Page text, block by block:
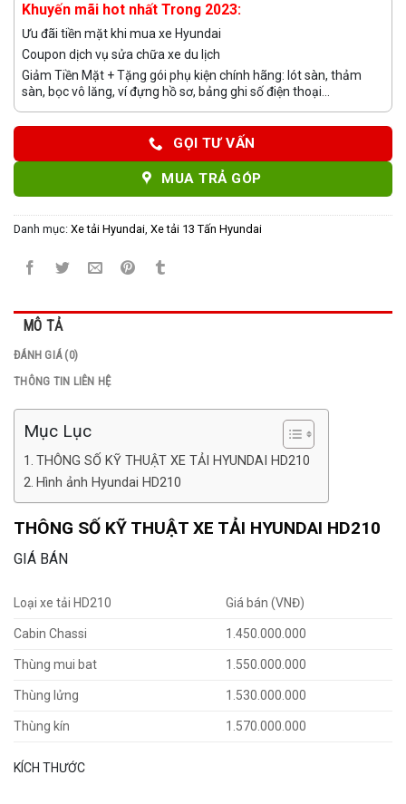
Khuyến mãi hot nhất Trong 2023:
Ưu đãi tiền mặt khi mua xe Hyundai
Coupon dịch vụ sửa chữa xe du lịch
Giảm Tiền Mặt + Tặng gói phụ kiện chính hãng: lót sàn, thảm
sàn, bọc vô lăng, ví đựng hồ sơ, bảng ghi số điện thoại...
GỌI TƯ VẤN
MUA TRẢ GÓP
Danh mục: Xe tải Hyundai, Xe tải 13 Tấn Hyundai
MÔ TẢ
ĐÁNH GIÁ (0)
THÔNG TIN LIÊN HỆ
Mục Lục
THÔNG SỐ KỸ THUẬT XE TẢI HYUNDAI HD210
Hình ảnh Hyundai HD210
THÔNG SỐ KỸ THUẬT XE TẢI HYUNDAI HD210
GIÁ BÁN
Loại xe tải HD210 Giá bán (VNĐ)
Cabin Chassi 1.450.000.000
Thùng mui bat 1.550.000.000
Thùng lửng 1.530.000.000
Thùng kín 1.570.000.000
KÍCH THƯỚC